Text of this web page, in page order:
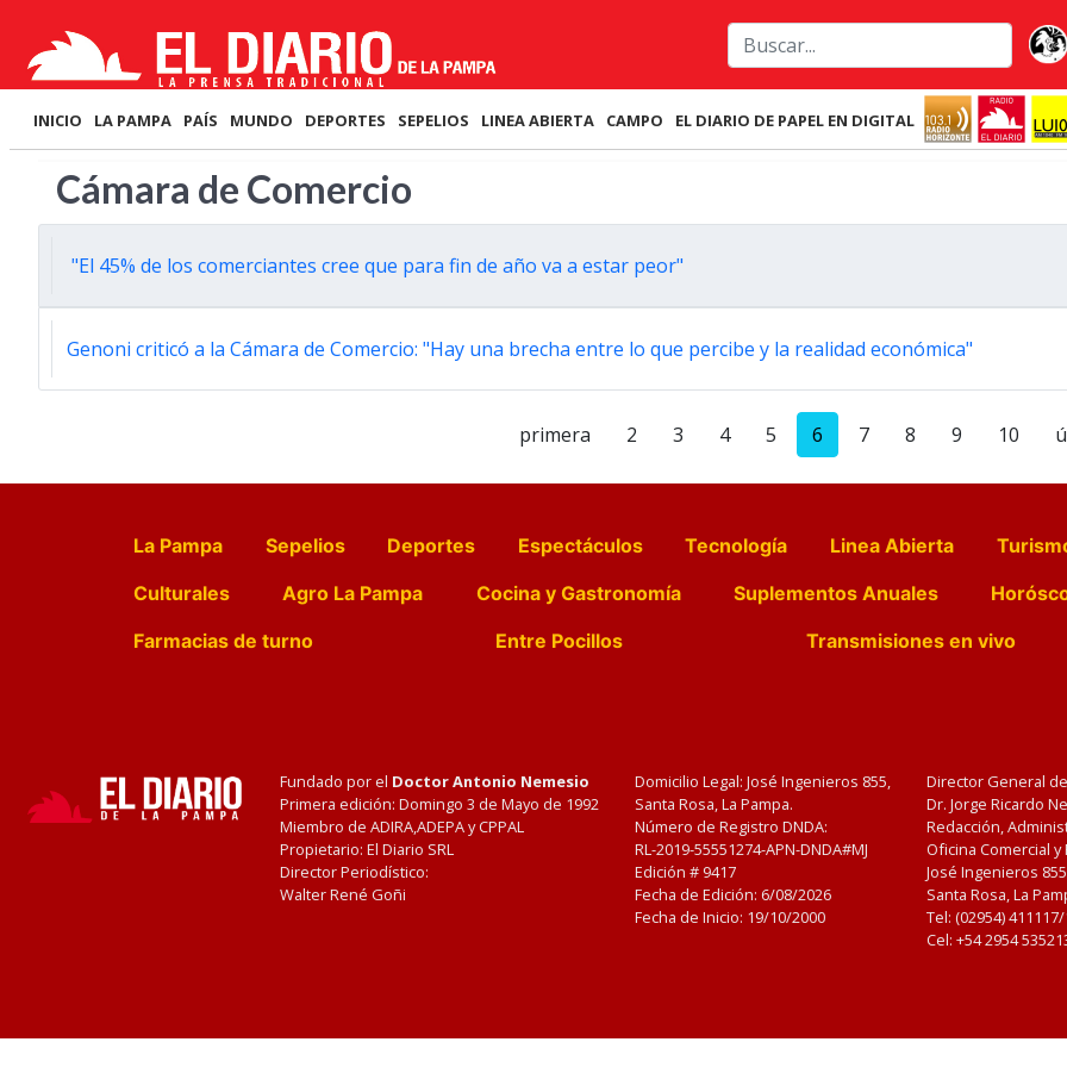
INICIO LA PAMPA PAÍS MUNDO DEPORTES SEPELIOS LINEA ABIERTA CAMPO EL DIARIO DE PAPEL EN DIGITAL
Cámara de Comercio
"El 45% de los comerciantes cree que para fin de año va a estar peor"
Genoni criticó a la Cámara de Comercio: "Hay una brecha entre lo que percibe y la realidad económica"
primera 2 3 4 5 6 7 8 9 10
La Pampa Sepelios Deportes Espectáculos Tecnología Linea Abierta
Culturales
Agro La Pampa Cocina y Gastronomía Suplementos Anuales
Farmacias de turno
Entre Pocillos Transmisiones en vivo
Fundado por el Doctor Antonio Nemesio
Primera edición: Domingo 3 de Mayo de 1992
Miembro de ADIRA,ADEPA y CPPAL
Propietario: El Diario SRL
Director Periodístico:
Walter René Goñi
Domicilio Legal: José Ingenieros 855,
Santa Rosa, La Pampa.
Número de Registro DNDA:
RL-2019-55551274-APN-DNDA#MJ
Edición # 9417
Fecha de Edición: 6/08/2026
Fecha de Inicio: 19/10/2000
Director General
Dr. Jorge Ricardo
Redacción,
Oficina Comercial
José Ingenieros
Santa Rosa, La
Tel: (02954)
Cel: +54 2954